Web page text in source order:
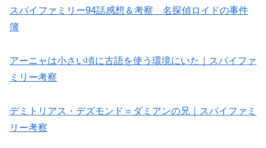
スパイファミリー94話感想＆考察 名探偵ロイドの事件
簿
アーニャは小さい頃に古語を使う環境にいた｜スパイファ
ミリー考察
デミトリアス・デズモンド＝ダミアンの兄｜スパイファミ
リー考察